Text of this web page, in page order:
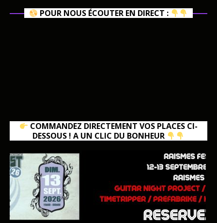
POUR NOUS ÉCOUTER EN DIRECT :
COMMANDEZ DIRECTEMENT VOS PLACES CI-
DESSOUS ! A UN CLIC DU BONHEUR